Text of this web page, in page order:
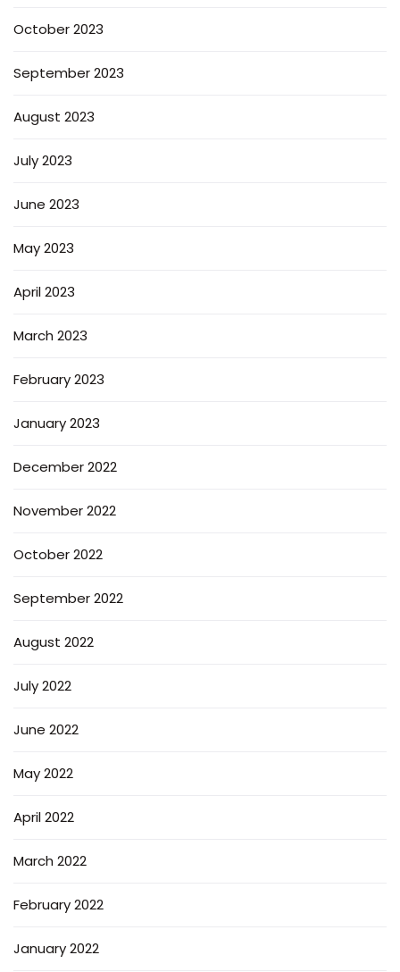
October 2023
September 2023
August 2023
July 2023
June 2023
May 2023
April 2023
March 2023
February 2023
January 2023
December 2022
November 2022
October 2022
September 2022
August 2022
July 2022
June 2022
May 2022
April 2022
March 2022
February 2022
January 2022